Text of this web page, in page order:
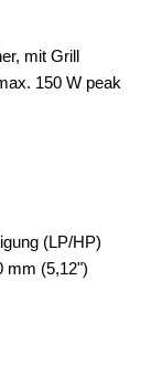
mit Grill
150 W peak
(LP/HP)
mm (5,12")